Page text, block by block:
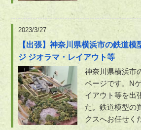
2023/3/27
【出張】神奈川県横浜市の鉄道
ジ ジオラマ・レイアウト等
神奈川県横浜市
ページです。N
イアウト等を出
た。鉄道模型の
クスへお任せく